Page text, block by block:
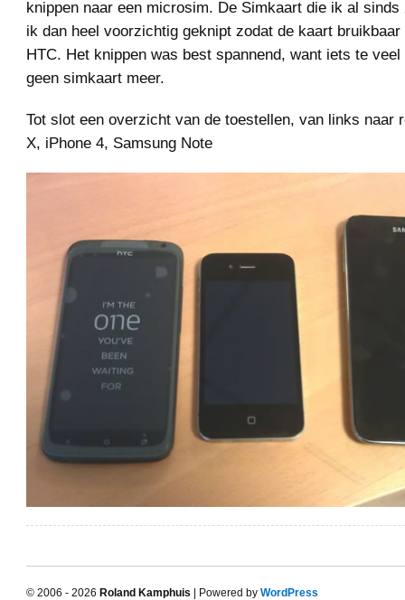
knippen naar een microsim. De Simkaart die ik al sinds
ik dan heel voorzichtig geknipt zodat de kaart
HTC. Het knippen was best spannend, want iets te
geen simkaart meer.
Tot slot een overzicht van de toestellen, van links naar
X, iPhone 4, Samsung Note
© 2006 - 2026 Roland Kamphuis | Powered by WordPress